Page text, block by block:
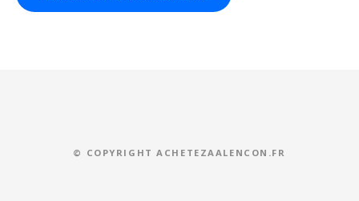
© COPYRIGHT ACHETEZAALENCON.FR